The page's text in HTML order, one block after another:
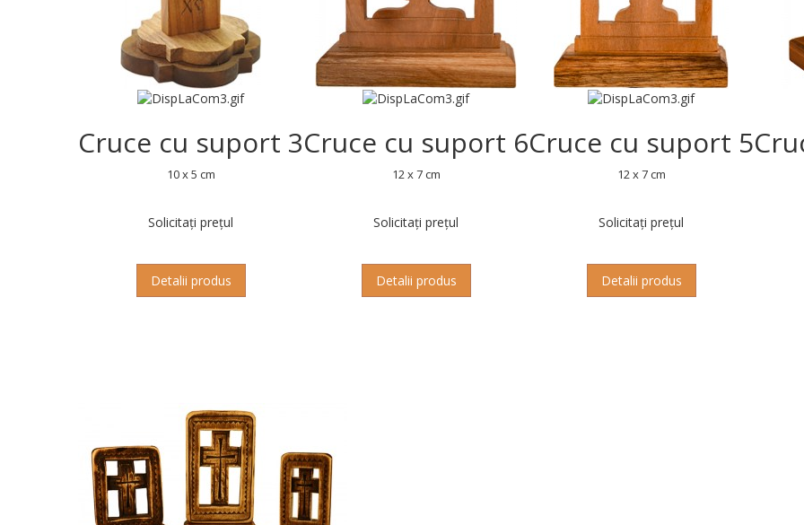
Cruce cu suport 3
10 x 5 cm
Solicitați prețul
Detalii produs
Cruce cu suport 6
12 x 7 cm
Solicitați prețul
Detalii produs
Cruce cu suport 5
12 x 7 cm
Solicitați prețul
Detalii produs